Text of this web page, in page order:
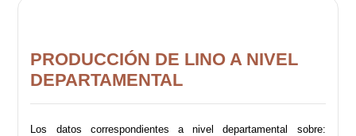
PRODUCCIÓN DE LINO A NIVEL
DEPARTAMENTAL
Los datos correspondientes a nivel departamental sobre: